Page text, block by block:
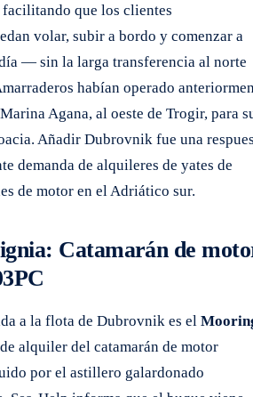
que los clientes
volar, subir a bordo y comenzar a
— sin la larga transferencia al norte
habían operado
Agana, al oeste de Trogir, para
Añadir Dubrovnik fue una
demanda de alquileres de yates de
de motor en el Adriático sur.
Catamarán de
a la flota de Dubrovnik es el
alquiler del catamarán de motor
por el astillero galardonado